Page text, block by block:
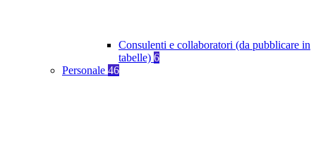
Consulenti e collaboratori (da pubblicare in
tabelle) 6
Personale 46